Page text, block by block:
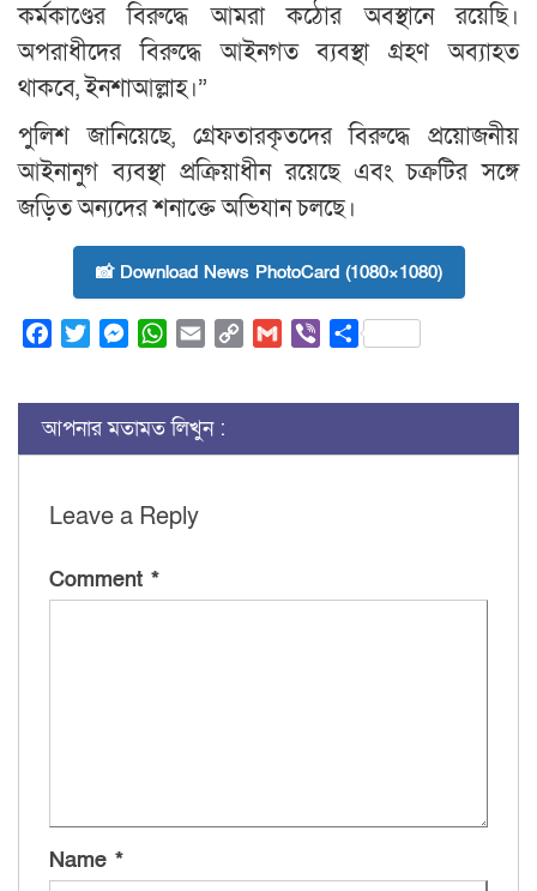
কর্মকাণ্ডের বিরুদ্ধে আমরা কঠোর অবস্থানে রয়েছি।
অপরাধীদের বিরুদ্ধে আইনগত ব্যবস্থা গ্রহণ অব্যাহত
থাকবে, ইনশাআল্লাহ।”
পুলিশ জানিয়েছে, গ্রেফতারকৃতদের বিরুদ্ধে প্রয়োজনীয়
আইনানুগ ব্যবস্থা প্রক্রিয়াধীন রয়েছে এবং চক্রটির সঙ্গে
জড়িত অন্যদের শনাক্তে অভিযান চলছে।
📸 Download News PhotoCard (1080×1080)
FacebookTwitterMessenger
WhatsApp
Email Copy
Gmail ViberShare
আপনার মতামত লিখুন :
Leave a Reply
Comment *
Name *